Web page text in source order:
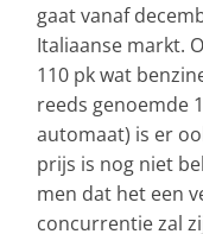
gaat vanaf
Italiaanse markt.
110 pk wat
reeds genoemde
automaat) is er
prijs is nog niet
men dat het een
concurrentie zal